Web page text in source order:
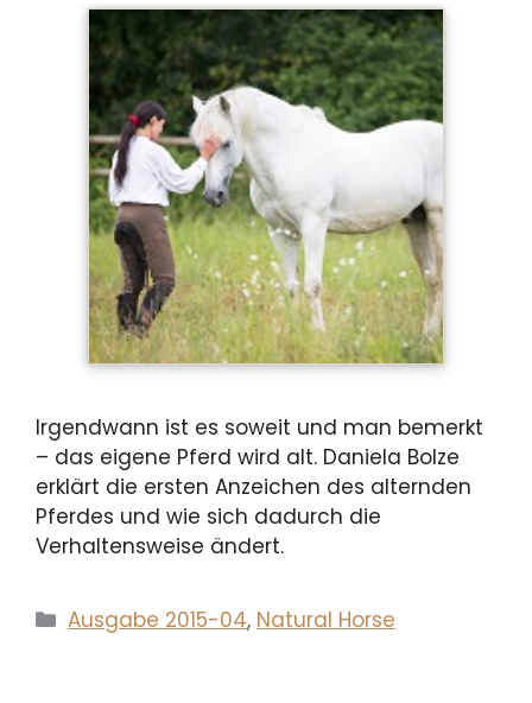
Irgendwann ist es soweit und man bemerkt
– das eigene Pferd wird alt. Daniela Bolze
erklärt die ersten Anzeichen des alternden
Pferdes und wie sich dadurch die
Verhaltensweise ändert.
Kategorien
Ausgabe 2015-04, Natural Horse